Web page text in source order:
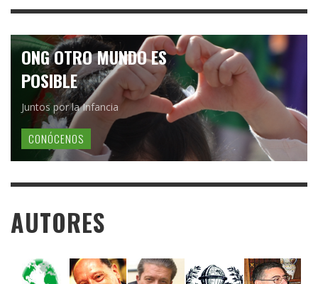
ONG OTRO MUNDO ES
POSIBLE
Juntos por la Infancia
CONÓCENOS
AUTORES